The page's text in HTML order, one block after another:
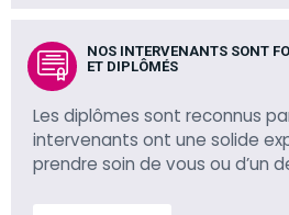
NOS INTERVENANTS SONT
ET DIPLÔMÉS
Les diplômes sont reconnus
intervenants ont une solide
prendre soin de vous ou d’un